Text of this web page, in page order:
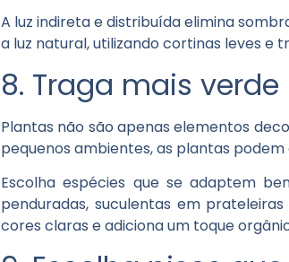
A luz indireta e distribuída elimina
a luz natural, utilizando cortinas leves e
8. Traga mais
Plantas não são apenas elementos
pequenos ambientes, as plantas
Escolha espécies que se adaptem
penduradas, suculentas em
cores claras e adiciona um toque